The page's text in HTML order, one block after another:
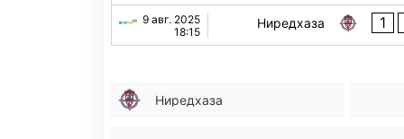
9 авг. 2025
18:15
Ниредхаза 1
Ниредхаза